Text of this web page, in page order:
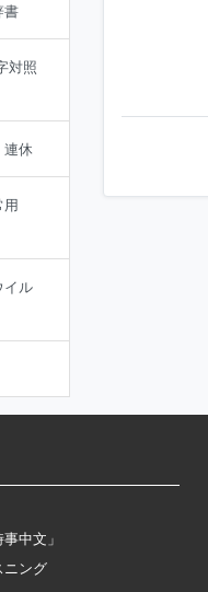
書
対照
連休
用
イル
中文」
ニング